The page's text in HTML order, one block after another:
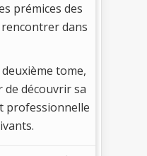
prémices des
rencontrer dans
tome,
de découvrir sa
professionnelle